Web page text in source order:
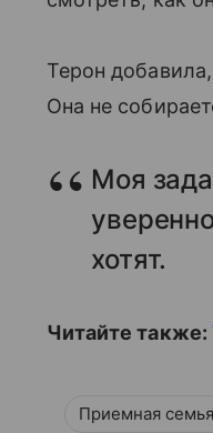
Терон
Она не
Моя
хотят.
Читайте также:
Приемная семья